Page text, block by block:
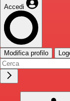
Accedi
Modifica profilo